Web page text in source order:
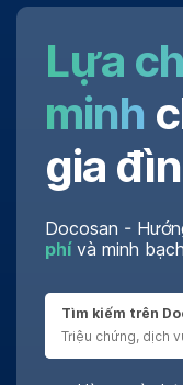
Lựa
minh
gia
Docosan -
phívà minh
Tìm kiếm trên